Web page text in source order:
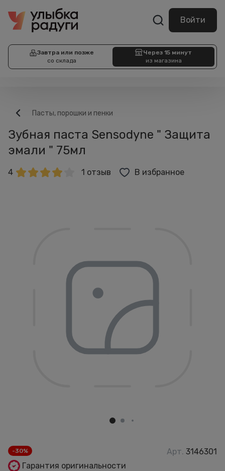
Войти
Завтра или позже
со склада
Через 15 минут
из магазина
Пасты, порошки и пенки
Зубная паста Sensodyne " Защита
эмали " 75мл
4 1 отзыв В избранное
-30% Арт. 3146301
Гарантия оригинальности